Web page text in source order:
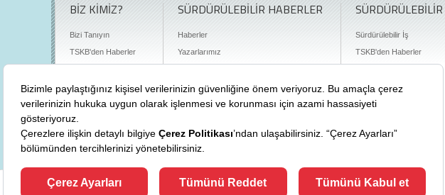
BİZ KİMİZ?
Bizi Tanıyın
TSKB'den Haberler
Basın Odası
Bize Ulaşın
Politikalarımız
SÜRDÜRÜLEBİLİR HABERLER
Haberler
Yazarlarımız
Sürdürülebilirlik Kütüphanesi
Karbon Sayacı
Sürdürülebilir İş
TSKB'den Haberler